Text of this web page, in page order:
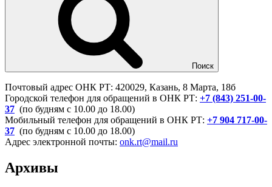
Поиск
Почтовый адрес ОНК РТ: 420029, Казань, 8 Марта, 18б
Городской телефон для обращений в ОНК РТ: +7 (843) 251-00-
37 (по будням с 10.00 до 18.00)
Мобильный телефон для обращений в ОНК РТ: +7 904 717-00-
37 (по будням с 10.00 до 18.00)
Адрес электронной почты: onk.rt@mail.ru
Архивы